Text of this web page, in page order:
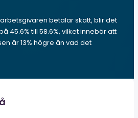
betalar skatt, blir det
45.6% till 58.6%, vilket innebär att
är 13% högre än vad det